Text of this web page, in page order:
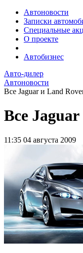
Автоновости
Записки
Специальные
О проекте
Автобизнес
Авто-дилер
Автоновости
Все Jaguar и Land
Все
11:35 04 августа 2009